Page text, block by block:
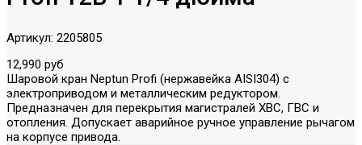
Артикул: 2205805
12,990 руб
Шаровой кран Neptun Profi (нержавейка AISI304) с
электроприводом и металлическим редуктором.
Предназначен для перекрытия магистралей ХВС, ГВС и
отопления. Допускает аварийное ручное управление рычагом
на корпусе привода.